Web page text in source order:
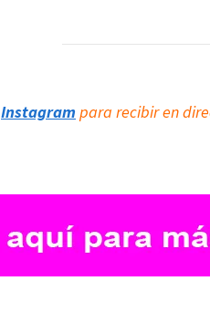
Instagram para recibir en